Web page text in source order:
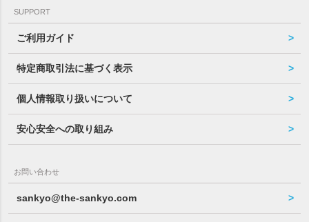
SUPPORT
ご利用ガイド
特定商取引法に基づく表示
個人情報取り扱いについて
安心安全への取り組み
お問い合わせ
sankyo@the-sankyo.com